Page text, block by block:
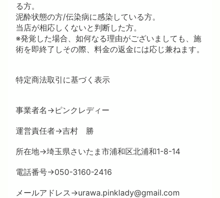
る方。
泥酔状態の方/伝染病に感染している方。
当店が相応しくないと判断した方。
※発覚した場合、如何なる理由がございましても、施
術を即終了しその際、料金の返金には応じ兼ねます。
特定商法取引に基づく表示
事業者名→ピンクレディー
運営責任者→吉村 勝
所在地→埼玉県さいたま市浦和区北浦和1-8-14
電話番号→050-3160-2416
メールアドレス→urawa.pinklady@gmail.com